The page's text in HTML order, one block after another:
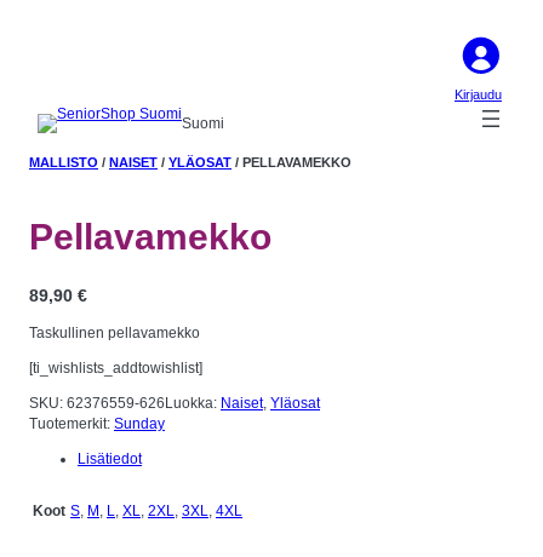
Suomi
Kirjaudu
MALLISTO / NAISET / YLÄOSAT / PELLAVAMEKKO
Pellavamekko
89,90 €
Taskullinen pellavamekko
[ti_wishlists_addtowishlist]
SKU: 62376559-626Luokka: Naiset, Yläosat
Tuotemerkit: Sunday
Lisätiedot
Koot S M XL 2XL 3XL 4XL